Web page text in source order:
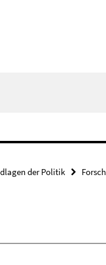
der Politik